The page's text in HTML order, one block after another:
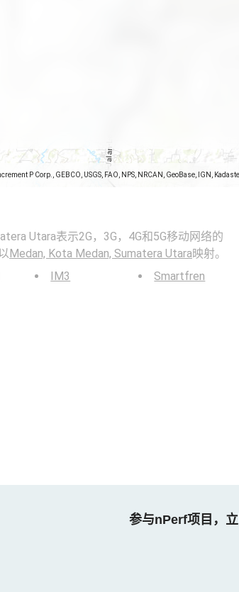
P Corp., GEBCO, USGS, FAO, NPS, NRCAN, GeoBase, IGN,
Utara表示2G，3G，4G和5G移动网络的
Medan, Kota Medan, Sumatera Utara映射。
IM3 Smartfren
参与nPerf项目，立